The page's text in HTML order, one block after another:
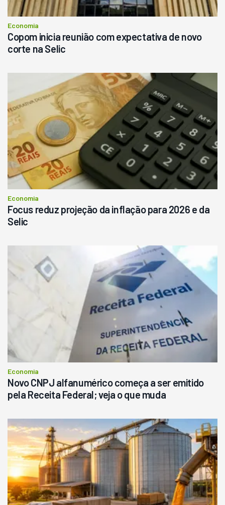
Consultar
Economia
Copom inicia reunião com expectativa de novo
corte na Selic
Economia
Focus reduz projeção da inflação para 2026 e da
Selic
Economia
Novo CNPJ alfanumérico começa a ser emitido
pela Receita Federal; veja o que muda